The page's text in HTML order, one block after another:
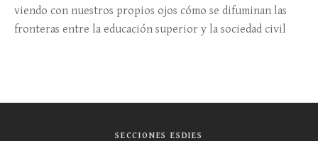
viendo con nuestros propios ojos cómo se difuminan las
fronteras entre la educación superior y la sociedad civil
SECCIONES ESDIES